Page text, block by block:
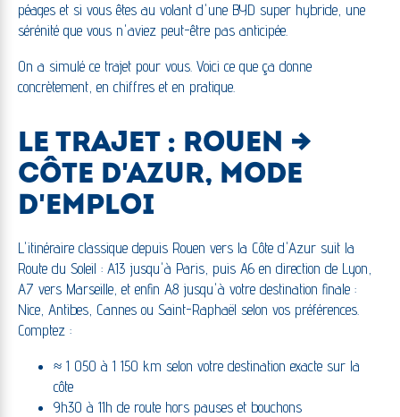
péages et si vous êtes au volant d'une BYD super hybride, une
sérénité que vous n'aviez peut-être pas anticipée.
On a simulé ce trajet pour vous. Voici ce que ça donne
concrètement, en chiffres et en pratique.
LE TRAJET : ROUEN →
CÔTE D'AZUR, MODE
D'EMPLOI
L'itinéraire classique depuis Rouen vers la Côte d'Azur suit la
Route du Soleil : A13 jusqu'à Paris, puis A6 en direction de Lyon,
A7 vers Marseille, et enfin A8 jusqu'à votre destination finale :
Nice, Antibes, Cannes ou Saint-Raphaël selon vos préférences.
Comptez :
≈ 1 050 à 1 150 km selon votre destination exacte sur la
côte
9h30 à 11h de route hors pauses et bouchons